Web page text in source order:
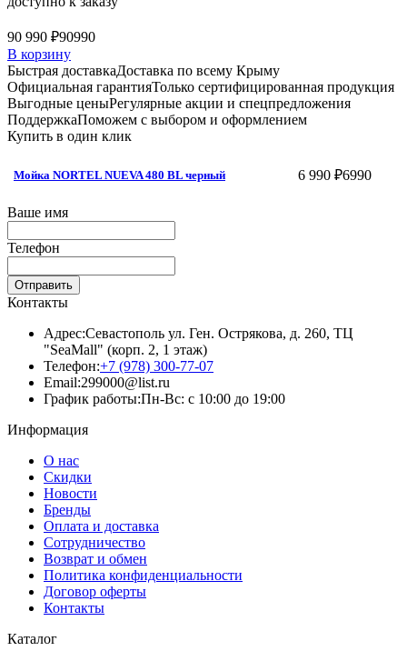
90 990 ₽90990
В корзину
Быстрая доставкаДоставка по всему Крыму
Официальная гарантияТолько сертифицированная продукция
Выгодные ценыРегулярные акции и спецпредложения
ПоддержкаПоможем с выбором и оформлением
Купить в один клик
Мойка NORTEL NUEVA 480 BL черный 6 990 ₽6990
Ваше имя
Телефон
Отправить
Контакты
Адрес:Севастополь ул. Ген. Острякова, д. 260, ТЦ
"SeaMall" (корп. 2, 1 этаж)
Телефон:+7 (978) 300-77-07
Email:299000@list.ru
График работы:Пн-Вс: с 10:00 до 19:00
Информация
О нас
Скидки
Новости
Бренды
Оплата и доставка
Сотрудничество
Возврат и обмен
Политика конфиденциальности
Договор оферты
Контакты
Каталог